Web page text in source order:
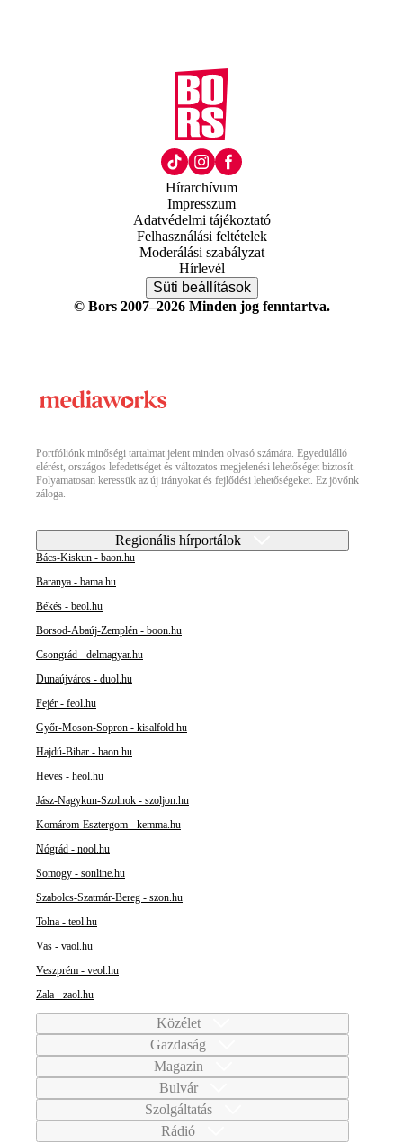
Hírarchívum
Impresszum
Adatvédelmi tájékoztató
Felhasználási feltételek
Moderálási szabályzat
Hírlevél
Süti beállítások
© Bors 2007–2026 Minden jog fenntartva.
Portfóliónk minőségi tartalmat jelent minden olvasó számára. Egyedülálló
elérést, országos lefedettséget és változatos megjelenési lehetőséget biztosít.
Folyamatosan keressük az új irányokat és fejlődési lehetőségeket. Ez jövőnk
záloga.
Regionális hírportálok
Bács-Kiskun - baon.hu
Baranya - bama.hu
Békés - beol.hu
Borsod-Abaúj-Zemplén - boon.hu
Csongrád - delmagyar.hu
Dunaújváros - duol.hu
Fejér - feol.hu
Győr-Moson-Sopron - kisalfold.hu
Hajdú-Bihar - haon.hu
Heves - heol.hu
Jász-Nagykun-Szolnok - szoljon.hu
Komárom-Esztergom - kemma.hu
Nógrád - nool.hu
Somogy - sonline.hu
Szabolcs-Szatmár-Bereg - szon.hu
Tolna - teol.hu
Vas - vaol.hu
Veszprém - veol.hu
Zala - zaol.hu
Közélet
Gazdaság
Magazin
Bulvár
Szolgáltatás
Rádió